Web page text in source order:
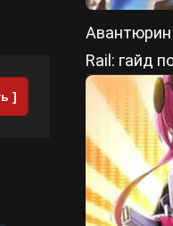
]
Авантюрин
Rail: гайд
и лучшие